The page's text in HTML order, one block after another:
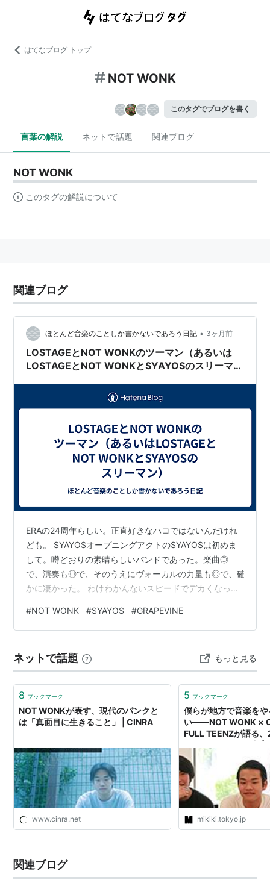
はてなブログ トップ
NOT WONK
このタグでブログを書く
言葉の解説 ネットで話題 関連ブログ
NOT WONK
このタグの解説について
関連ブログ
ほとんど音楽のことしか書かないであろう日記 • 3ヶ月前
LOSTAGEとNOT WONKのツーマン（あるいは
LOSTAGEとNOT WONKとSYAYOSのスリーマ
ERAの24周年らしい。正直好きなハコではないんだけれ
ども。 SYAYOSオープニングアクトのSYAYOSは初めま
して。噂どおりの素晴らしいバンドであった。楽曲◎
で、演奏も◎で、そのうえにヴォーカルの力量も◎で、確
かに凄かった。 わけわかんないスピードでデカくなって
時点で（オープニングアクトではなく）堂々のスリーマ
ンってカンジだったよ。NOT WONK加藤さん、今回も
ャツめっちゃお気に入りだよね。あと、よく見えなかっ
たんだけど、もしかして本村氏はNxDxのTeeシャツだっ
#NOT WONK #SYAYOS #GRAPEVINE
ネットで話題 もっと見る
8 ブックマーク
NOT WONKが表す、現代のパンクと
は「真面目に生きること」 | CINRA
www.cinra.net
5 ブックマーク
僕らが地方で音楽を
い――NOT WONK ×
FULL TEENZが語る
TOWER RECORDS
mikiki.tokyo.jp
関連ブログ